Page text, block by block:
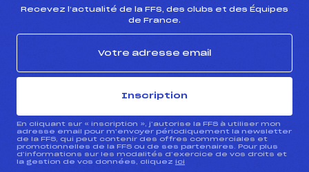
Recevez l’actualité de la FFS, des clubs et des Équipes
de France.
Inscription
En cliquant sur « inscription », j’autorise la FFS à utiliser mon
adresse email pour m’envoyer périodiquement la newsletter
de la FFS, qui peut contenir des offres commerciales et
promotionnelles de la FFS ou de ses partenaires. Pour plus
d’informations sur les modalités d’exercice de vos droits et
la gestion de vos données, cliquez ici